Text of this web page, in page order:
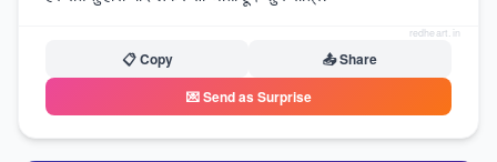
📋 Copy
📤 Share
💌 Send as Surprise
redheart.in